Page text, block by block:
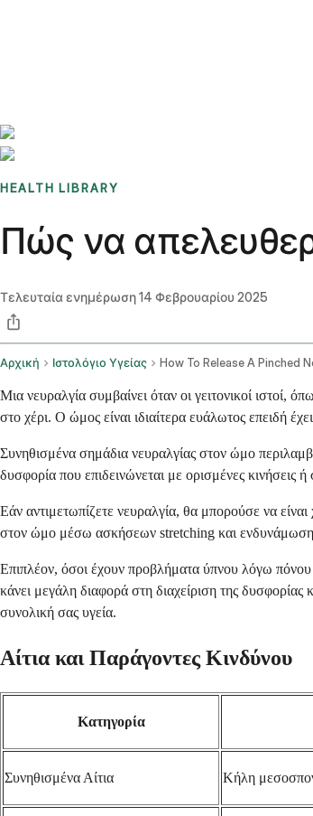
HEALTH LIBRARY
Πώς να
Τελευταία ενημέρωση14 Φεβρουαρίου 2025
Αρχική Ιστολόγιο Υγείας How To Release A Pinched
Μια νευραλγία συμβαίνει όταν οι γειτονικοί
στο χέρι. Ο ώμος είναι ιδιαίτερα ευάλωτος επειδή
Συνηθισμένα σημάδια νευραλγίας στον ώμο
δυσφορία που επιδεινώνεται με ορισμένες κινήσεις
Εάν αντιμετωπίζετε νευραλγία, θα μπορούσε να
στον ώμο μέσω ασκήσεων stretching και
Επιπλέον, όσοι έχουν προβλήματα ύπνου λόγω
κάνει μεγάλη διαφορά στη διαχείριση της
συνολική σας υγεία.
Αίτια και Παράγοντες Κινδύνου
Κατηγορία
Συνηθισμένα Αίτια Κήλη